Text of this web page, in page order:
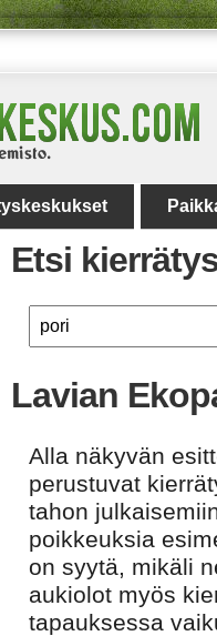
Etsi
Lavian
Alla näkyvän
perustuvat
tahon
poikkeuksia
on syytä, mikäli
aukiolot myös
tapauksessa